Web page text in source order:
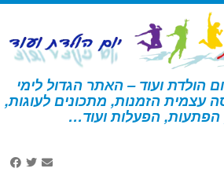
הולדת ועוד – האתר הגדול לימי
עצמית הזמנות, מתכונים לעוגות,
הפעלות ועוד…